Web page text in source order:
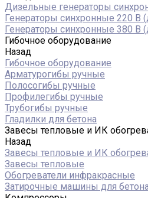
Дизельные генераторы
Генераторы синхронные 220 В
Генераторы синхронные 380 В
Гибочное оборудование
Назад
Гибочное оборудование
Арматурогибы ручные
Полосогибы ручные
Профилегибы ручные
Трубогибы ручные
Гладилки для бетона
Завесы тепловые и ИК
Назад
Завесы тепловые и ИК
Завесы тепловые
Обогреватели инфракрасные
Затирочные машины для